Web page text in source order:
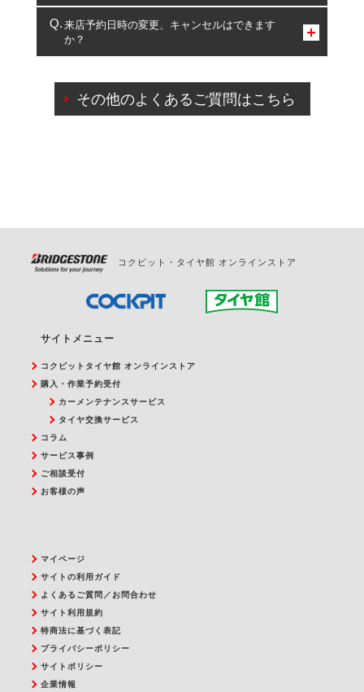
複数サービスのご予約は可能です。
一部の商品・サービスの組み合わせに限り、同時にご予約が
出来ないものもございます。
来店予約日時の変更、キャンセルはできます
か？
ご来店予約日の3営業日前を過ぎている場合のご予約
の日時変更につきましては、直接ご予約の店舗まで
その他のよくあるご質問はこちら
コクピット・タイヤ館 オンラインストア
サイトメニュー
コクピットタイヤ館 オンラインストア
購入・作業予約受付
カーメンテナンスサービス
タイヤ交換サービス
コラム
サービス事例
ご相談受付
お客様の声
マイページ
サイトの利用ガイド
よくあるご質問／お問合わせ
サイト利用規約
特商法に基づく表記
プライバシーポリシー
サイトポリシー
企業情報